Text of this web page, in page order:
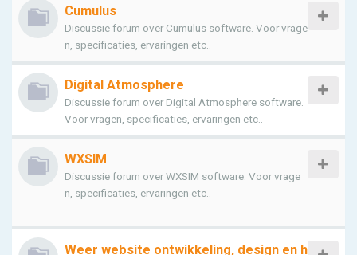
Cumulus
Discussie forum over Cumulus software. Voor vrage
n, specificaties, ervaringen etc..
Digital Atmosphere
Discussie forum over Digital Atmosphere software.
Voor vragen, specificaties, ervaringen etc..
WXSIM
Discussie forum over WXSIM software. Voor vrage
n, specificaties, ervaringen etc..
Weer website ontwikkeling, design en h